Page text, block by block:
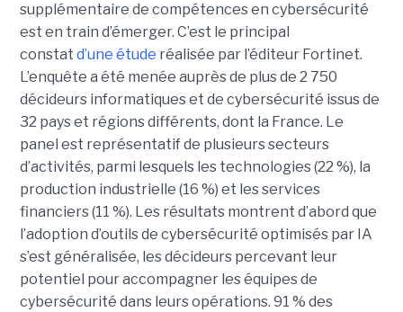
supplémentaire de compétences en cybersécurité
est en train d’émerger. C’est le principal
constat d’une étude réalisée par l’éditeur Fortinet.
L’enquête a été menée auprès de plus de 2 750
décideurs informatiques et de cybersécurité issus de
32 pays et régions différents, dont la France. Le
panel est représentatif de plusieurs secteurs
d’activités, parmi lesquels les technologies (22 %), la
production industrielle (16 %) et les services
financiers (11 %). Les résultats montrent d’abord que
l’adoption d’outils de cybersécurité optimisés par IA
s’est généralisée, les décideurs percevant leur
potentiel pour accompagner les équipes de
cybersécurité dans leurs opérations. 91 % des